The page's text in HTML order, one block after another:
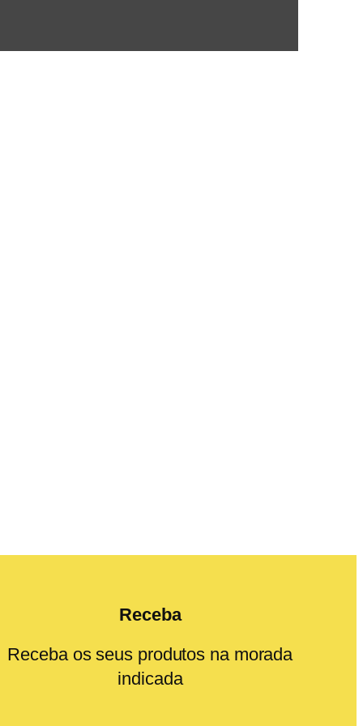
Receba
Receba os seus produtos na morada
indicada